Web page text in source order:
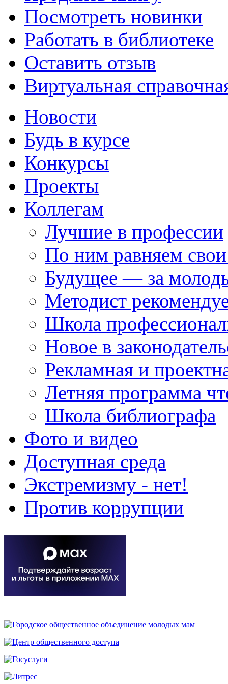
Посмотреть новинки
Работать в библиотеке
Оставить отзыв
Виртуальная
Новости
Будь в курсе
Конкурсы
Проекты
Коллегам
Лучшие в профессии
По ним равняем
Будущее — за
Методист
Школа
Новое в
Рекламная и
Летняя программа
Школа библиографа
Фото и видео
Доступная среда
Экстремизму - нет!
Против коррупции